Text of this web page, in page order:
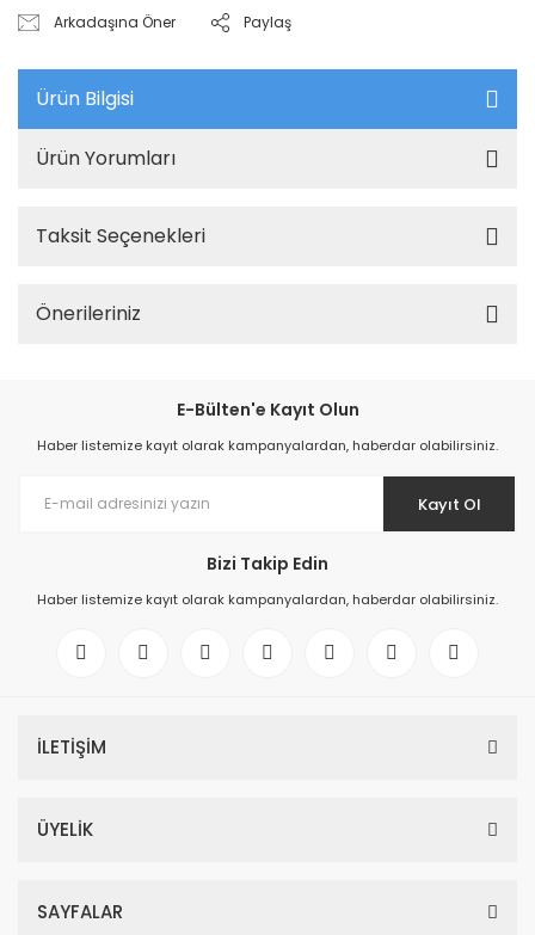
Arkadaşına Öner Paylaş
Ürün Bilgisi
Ürün Yorumları
Taksit Seçenekleri
Önerileriniz
E-Bülten'e Kayıt Olun
Haber listemize kayıt olarak kampanyalardan, haberdar olabilirsiniz.
Kayıt Ol
Bizi Takip Edin
Haber listemize kayıt olarak kampanyalardan, haberdar olabilirsiniz.
İLETİŞİM
ÜYELİK
SAYFALAR